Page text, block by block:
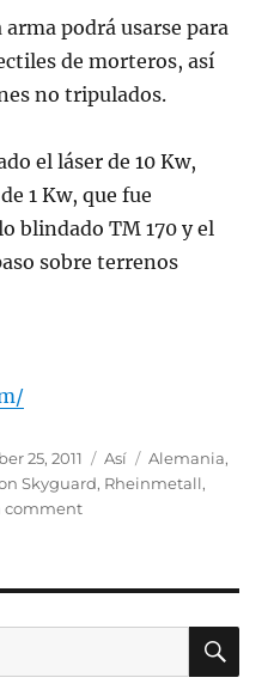
podrá usarse para
de morteros, así
no tripulados.
el láser de 10 Kw,
1 Kw, que fue
blindado TM 170 y el
sobre terrenos
25, 2011 Categories
Así Tags
Alemania,
Skyguard, Rheinmetall,
commenton
derribando
no